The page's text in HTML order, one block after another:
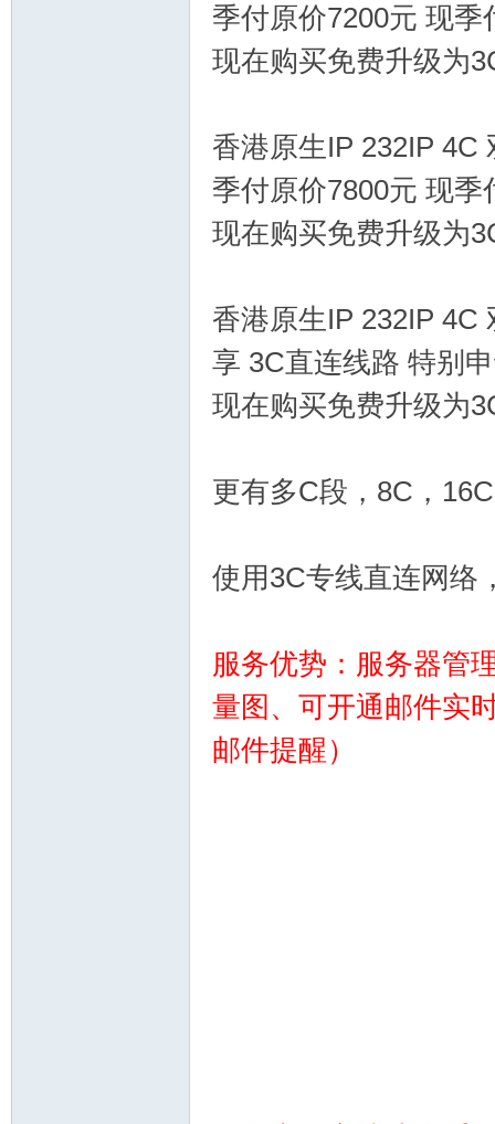
季付原价7200元 现
现在购买免费升级为
香港原生IP 232IP 4C
季付原价7800元 现
现在购买免费升级为
香港原生IP 232IP 4C
享 3C直连线路 特别
现在购买免费升级为
更有多C段，8C，
使用3C专线直连网络
服务优势：服务器管
量图、可开通邮件实
邮件提醒）